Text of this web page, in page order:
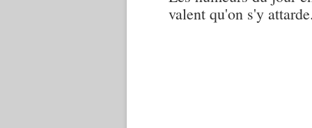
valent qu'on s'y